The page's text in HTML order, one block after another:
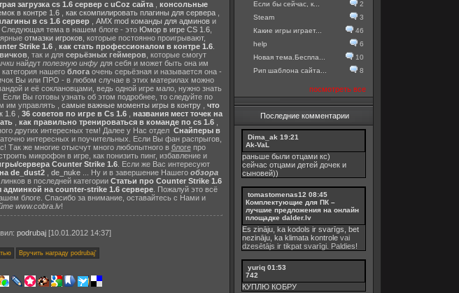
загрузка cs 1.6 сервер с uCoz сайта, консольные
в контре 1.6 как скомпилировать плагины для сервера
в cs 1.6 сервер, AMX mod команды для админови
. Следующая тема в нашем блоге - это Юмор в игре CS 1.6
отмазки игроков , которые постоянно проигрывают,
Strike 1.6 как стать профессионалом в контре 1.6
, так и для серьёзных геймеров , которые смогут
найдут полезную инфу для себя и может быть она им
нашего блогаочень серьёзная и называется она -
Вы или ПРО - в любом случае в этих материлах можно
и её соклановцами, ведь одной игре мало, нужно знать
Вы готовы узнать об этом подробнее, то следуйте по
им управлять , самые важные моменты игры в контру, что
1.6 36 советов по игре в Cs 1.6
названия мест точек на
, как правильно тренироваться в команде по cs 1.6,
других интересных тем! Далее у Нас отдел Снайперы в
интересных и поучительных. Если Вы фан распрыгов,
Так же многие отысчут много любопытного в блогепро
микрофон в игре, как понизить пинг, избавление и
сервера Counter Strike 1.6 . Если же Вас интересуют
de_dust2, de_nuke... Ну и в завершение Нашего обзора
в последней категории Статьи про Counter Strike 1.6
админкой на counter-strike 1.6 сервере. Пожалуй это всё
блоге. Спасибо за внимание, оставайтесь с Нами и
www.cobra.lv!
: podrubaj [10.01.2012 14:37]
Если бы сейчас, к...
2
Steam
3
Какие игры играет...
46
help
6
Новая тема.Беспла...
10
Рип шаблона сайта...
8
посмотреть все
Последние комментарии
Dima_ak 19:21
Ak-VaL
раньше были отцами кс)
сейчас отцами детей дочек и
сыновей))
tomastomenas12 08:45
Комплектующие для ПК –
лучшие предложения на онлайн
площадке dalder.lv
Es zināju, ka kodols ir svarīgs, bet
nezināju, ka klimata kontrole vai
dzesētājs ir tikpat svarīgi. Paldies!
yuriq 01:53
742
КУПЛЮ КОБРУ